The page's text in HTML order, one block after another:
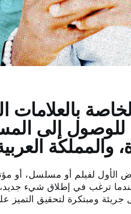
بالعلامات
للوصول إلى
والمملكة
الأول لفيلم أو مسلسل، أو
ترغب في إطلاق شيء جديد،
ومبتكرة لتحقيق التميز